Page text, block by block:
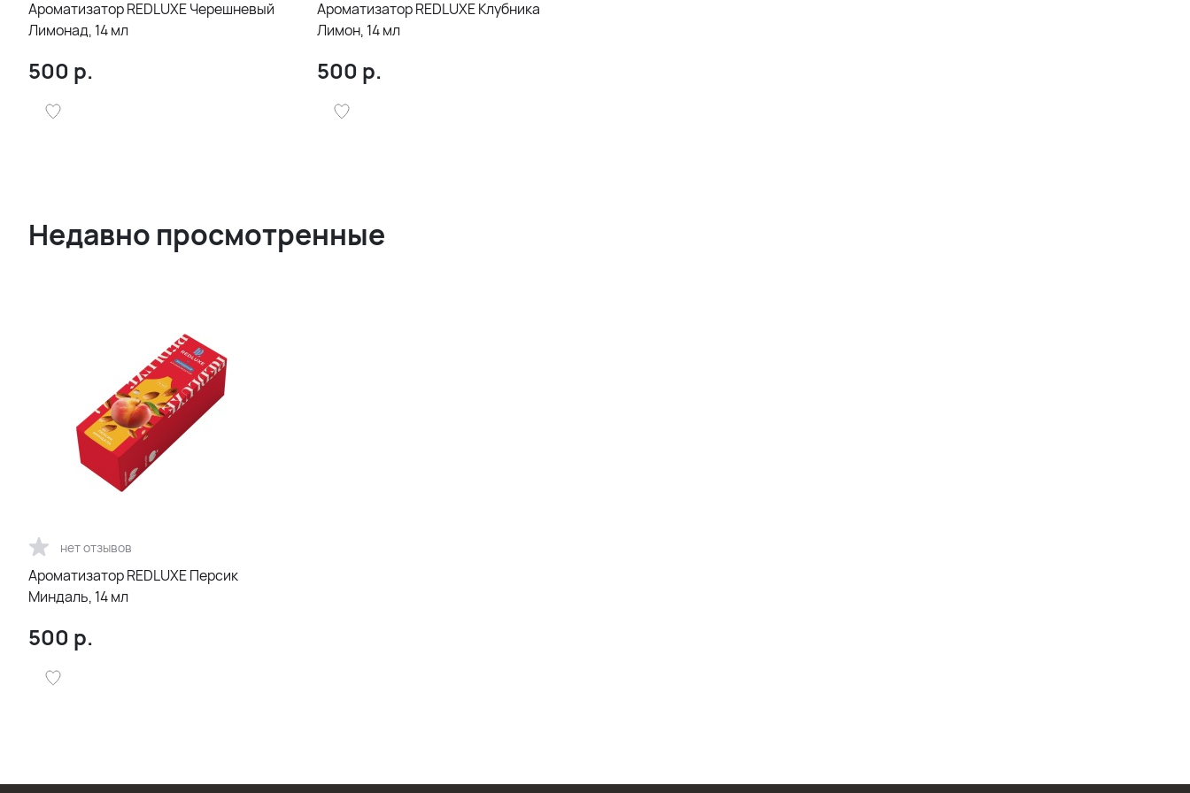
Ароматизатор REDLUXE Черешневый
Лимонад, 14 мл
500 р.
Ароматизатор REDLUXE Клубника
Лимон, 14 мл
500 р.
Недавно просмотренные
нет отзывов
Ароматизатор REDLUXE Персик
Миндаль, 14 мл
500 р.